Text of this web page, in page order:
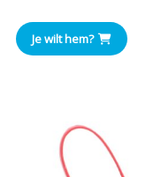
Je wilt hem?